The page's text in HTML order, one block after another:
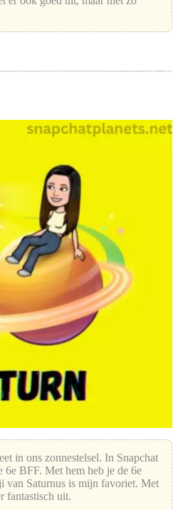
in ons zonnestelsel. In Snapchat
BFF. Met hem heb je de 6e
van Saturnus is mijn favoriet. Met
fantastisch uit.